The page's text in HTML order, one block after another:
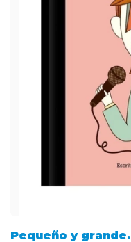
Pequeño y grande.